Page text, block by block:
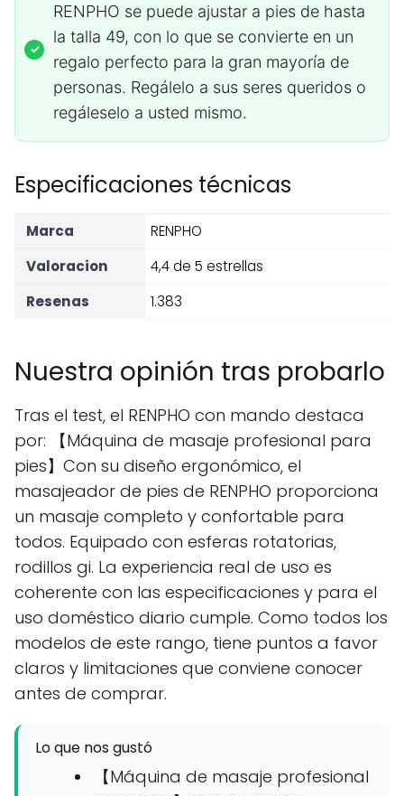
RENPHO se puede ajustar a pies de hasta
la talla 49, con lo que se convierte en un
regalo perfecto para la gran mayoría de
personas. Regálelo a sus seres queridos o
regáleselo a usted mismo.
Especificaciones técnicas
Marca
RENPHO
Valoracion
4,4 de 5 estrellas
Resenas
1.383
Nuestra opinión tras probarlo
Tras el test, el RENPHO con mando destaca
por: 【Máquina de masaje profesional para
pies】Con su diseño ergonómico, el
masajeador de pies de RENPHO proporciona
un masaje completo y confortable para
todos. Equipado con esferas rotatorias,
rodillos gi. La experiencia real de uso es
coherente con las especificaciones y para el
uso doméstico diario cumple. Como todos los
modelos de este rango, tiene puntos a favor
claros y limitaciones que conviene conocer
antes de comprar.
Lo que nos gustó
【Máquina de masaje profesional